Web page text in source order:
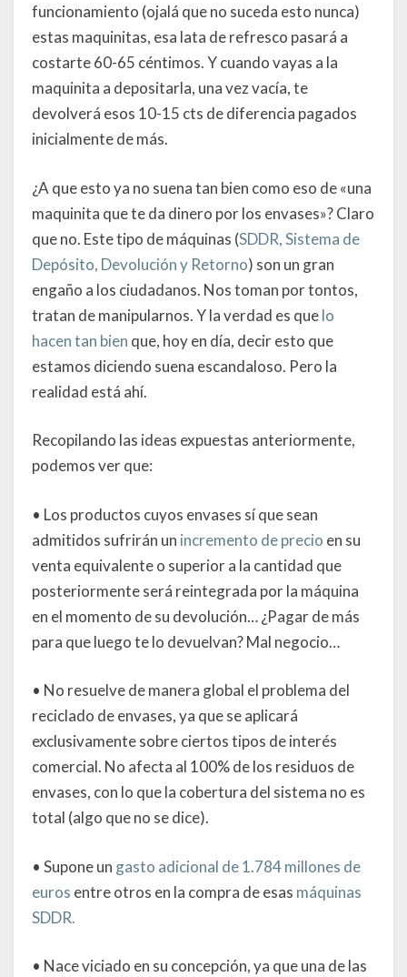
funcionamiento (ojalá que no suceda esto nunca)
estas maquinitas, esa lata de refresco pasará a
costarte 60-65 céntimos. Y cuando vayas a la
maquinita a depositarla, una vez vacía, te
devolverá esos 10-15 cts de diferencia pagados
inicialmente de más.
¿A que esto ya no suena tan bien como eso de «una
maquinita que te da dinero por los envases»? Claro
que no. Este tipo de máquinas (SDDR, Sistema de
Depósito, Devolución y Retorno) son un gran
engaño a los ciudadanos. Nos toman por tontos,
tratan de manipularnos. Y la verdad es quelo
hacen tan bien que, hoy en día, decir esto que
estamos diciendo suena escandaloso. Pero la
realidad está ahí.
Recopilando las ideas expuestas anteriormente,
podemos ver que:
• Los productos cuyos envases sí que sean
admitidos sufrirán un incremento de precio en su
venta equivalente o superior a la cantidad que
posteriormente será reintegrada por la máquina
en el momento de su devolución… ¿Pagar de más
para que luego te lo devuelvan? Mal negocio…
• No resuelve de manera global el problema del
reciclado de envases, ya que se aplicará
exclusivamente sobre ciertos tipos de interés
comercial. No afecta al 100% de los residuos de
envases, con lo que la cobertura del sistema no es
total (algo que no se dice).
• Supone un gasto adicional de 1.784 millones de
euros entre otros en la compra de esas máquinas
SDDR.
• Nace viciado en su concepción, ya que una de las